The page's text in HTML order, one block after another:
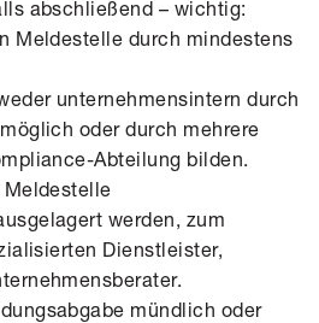
abschließend – wichtig:
Meldestelle durch mindestens
unternehmensintern durch
oder durch mehrere
-Abteilung bilden.
werden, zum
Dienstleister,
mündlich oder